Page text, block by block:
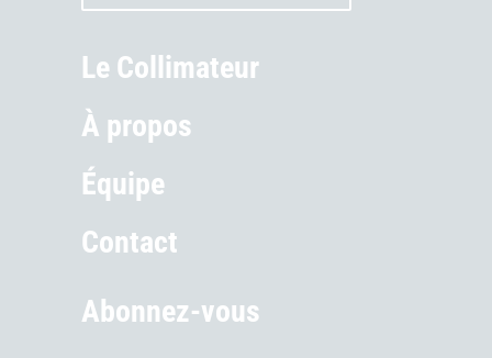
Le Collimateur
À propos
Équipe
Contact
Abonnez-vous